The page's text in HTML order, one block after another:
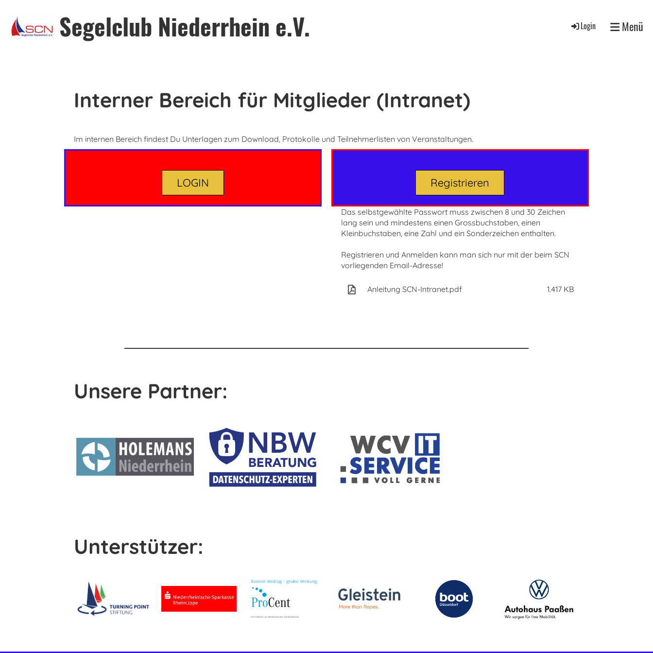
Segelclub Niederrhein e.V. Login Menü
Interner Bereich für Mitglieder (Intranet)
Im internen Bereich findest Du Unterlagen zum Download, Protokolle und Teilnehmerlisten von Veranstaltungen.
LOGIN Registrieren
Das selbstgewählte Passwortmuss zwischen 8 und 30 Zeichen
lang sein und mindestens einen Grossbuchstaben, einen
Kleinbuchstaben, eine Zahl und ein Sonderzeichen enthalten.
Registrieren und Anmelden kann man sich nur mit der beim SCN
vorliegenden Email-Adresse!
Anleitung SCN-Intranet.pdf 1.417 KB
Unsere Partner:
Unterstützer: